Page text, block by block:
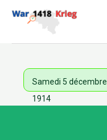
Samedi 5 décembre
1914